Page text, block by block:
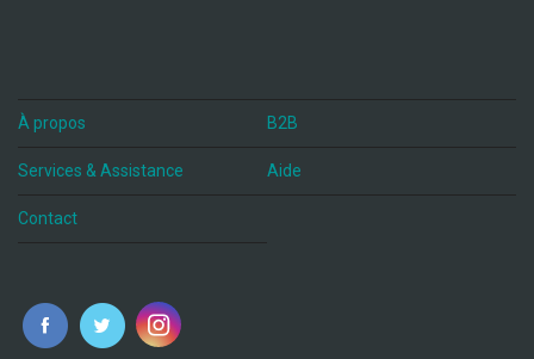
À propos B2B
Services & Assistance Aide
Contact
fr